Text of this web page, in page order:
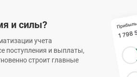
и силы?
учета
поступления и выплаты,
строит главные